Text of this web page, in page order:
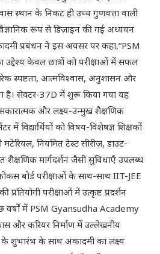
स्थान के निकट ही उच्च गुणवत्ता वाली
रूप से डिज़ाइन की गई अध्ययन
प्रबंधन ने इस अवसर पर कहा,“PSM
केवल छात्रों को परीक्षाओं में सफल
स्पष्टता, आत्मविश्वास, अनुशासन और
है। सेक्टर-37D में शुरू किया गया यह
सकारात्मक और लक्ष्य-उन्मुख शैक्षणिक
में विद्यार्थियों को विषय-विशेषज्ञ शिक्षकों
मटेरियल, नियमित टेस्ट सीरीज़, डाउट-
मार्गदर्शन जैसी सुविधाएँ उपलब्ध
बोर्ड परीक्षाओं के साथ-साथ IIT-JEE
प्रतियोगी परीक्षाओं में उत्कृष्ट प्रदर्शन
वर्षों में PSM Gyansudha Academy
और करियर निर्माण में उल्लेखनीय
के शुभारंभ के साथ अकादमी का लक्ष्य